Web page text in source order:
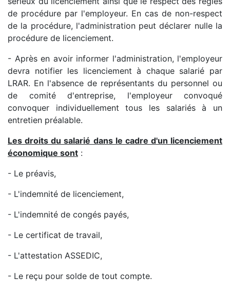
de procédure par l'employeur. En cas de non-respect
de la procédure, l'administration peut déclarer nulle la
procédure de licenciement.
- Après en avoir informer l'administration, l'employeur
devra notifier les licenciement à chaque salarié par
LRAR. En l'absence de représentants du personnel ou
de comité d'entreprise, l'employeur convoqué
convoquer individuellement tous les salariés à un
entretien préalable.
Les droits du salarié dans le cadre d'un licenciement
économique sont :
- Le préavis,
- L'indemnité de licenciement,
- L'indemnité de congés payés,
- Le certificat de travail,
- L'attestation ASSEDIC,
- Le reçu pour solde de tout compte.